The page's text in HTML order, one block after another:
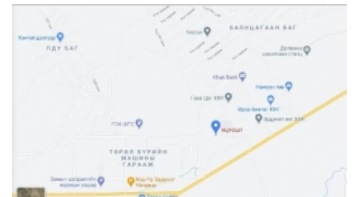
Ус цаг уур, орчны шинжилгээний төв